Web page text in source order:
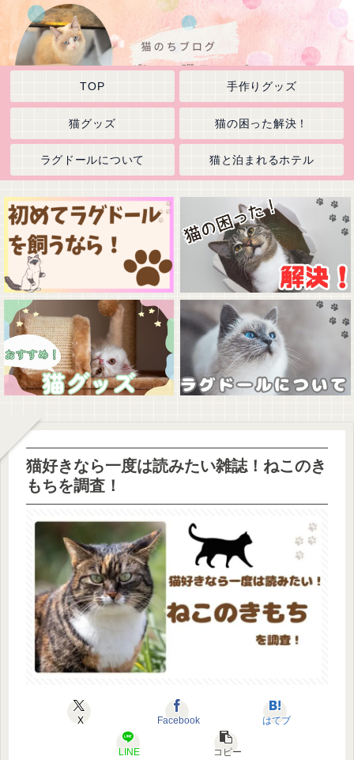
TOP 手作りグッズ
猫グッズ 猫の困った解決！
ラグドールについて 猫と泊まれるホテル
猫好きなら一度は読みたい雑誌！ねこのき
もちを調査！
X Facebook はてブ
LINE コピー